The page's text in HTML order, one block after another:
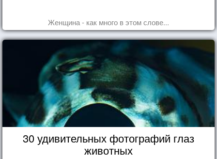
Женщина - как много в этом слове...
30 удивительных фотографий глаз
животных